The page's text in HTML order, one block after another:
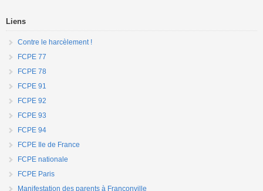
Liens
Contre le harcèlement !
FCPE 77
FCPE 78
FCPE 91
FCPE 92
FCPE 93
FCPE 94
FCPE Ile de France
FCPE nationale
FCPE Paris
Manifestation des parents à Franconville